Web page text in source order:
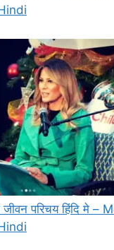
जीवन परिचय हिंदि मे